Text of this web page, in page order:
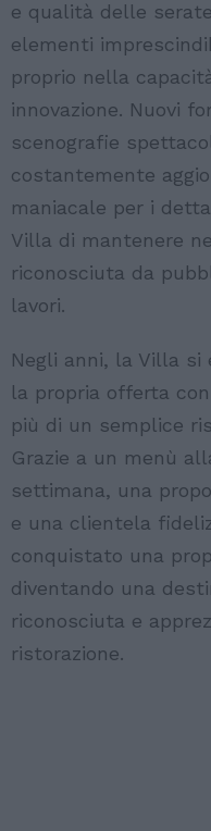
e qualità delle
elementi
proprio nella
innovazione. Nuovi
scenografie
costantemente
maniacale per i
Villa di mantenere
riconosciuta da
lavori.
Negli anni, la Villa
la propria offerta con
più di un semplice
Grazie a un menù
settimana, una
e una clientela
conquistato una
diventando una
riconosciuta e
ristorazione.